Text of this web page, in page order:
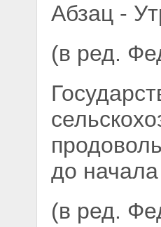
Абзац -
(в ред.
до начала
(в ред.